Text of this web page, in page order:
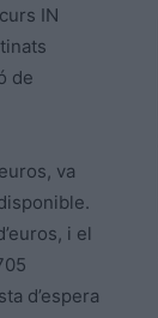
IN
de
va
i el
d’espera